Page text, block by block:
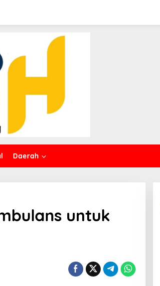
Daerah
untuk